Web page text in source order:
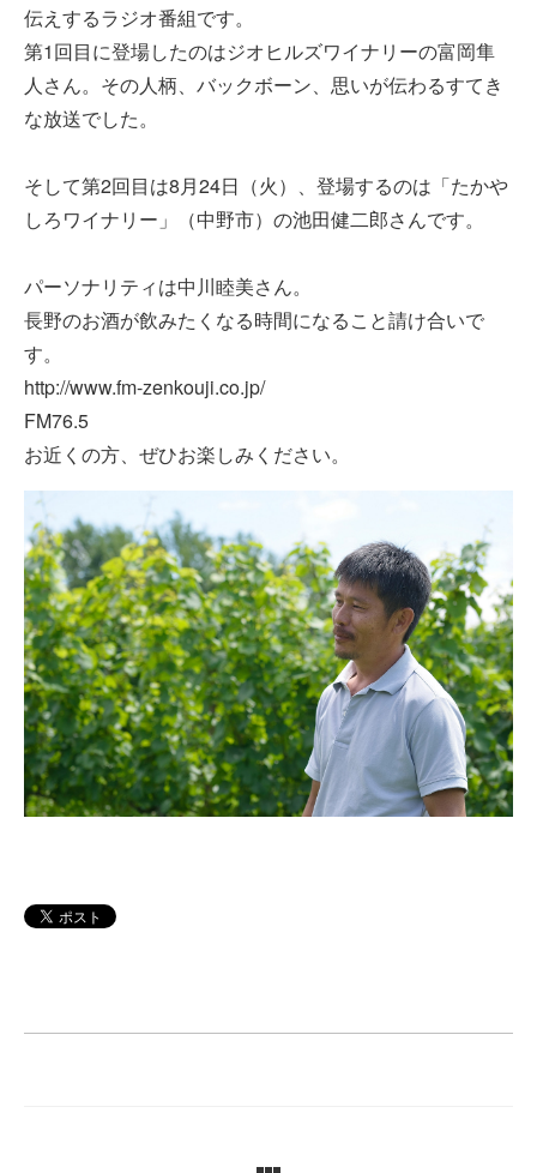
伝えするラジオ番組です。
第1回目に登場したのはジオヒルズワイナリーの富岡隼
人さん。その人柄、バックボーン、思いが伝わるすてき
な放送でした。
そして第2回目は8月24日（火）、登場するのは「たかや
しろワイナリー」（中野市）の池田健二郎さんです。
パーソナリティは中川睦美さん。
長野のお酒が飲みたくなる時間になること請け合いで
す。
http://www.fm-zenkouji.co.jp/
FM76.5
お近くの方、ぜひお楽しみください。